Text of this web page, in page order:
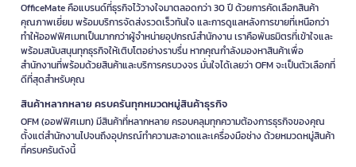
OfficeMate คือแบรนด์ที่ธุรกิจไว้วางใจมาตลอดกว่า 30 ปี ด้วยการคัดเลือกสินค้า
คุณภาพเยี่ยม พร้อมบริการจัดส่งรวดเร็วทันใจ และการดูแลหลังการขายที่เหนือกว่า
ทำให้ออฟฟิศเมทเป็นมากกว่าผู้จำหน่ายอุปกรณ์สำนักงาน เราคือพันธมิตรที่เข้าใจและ
พร้อมสนับสนุนทุกธุรกิจให้เติบโตอย่างราบรื่น หากคุณกำลังมองหาสินค้าเพื่อ
สำนักงานที่พร้อมด้วยสินค้าและบริการครบวงจร มั่นใจได้เลยว่า OFM จะเป็นตัวเลือกที่
ดีที่สุดสำหรับคุณ
สินค้าหลากหลาย ครบครันทุกหมวดหมู่สินค้าธุรกิจ
OFM (ออฟฟิศเมท) มีสินค้าที่หลากหลาย ครอบคลุมทุกความต้องการธุรกิจของคุณ
ตั้งแต่สำนักงานไปจนถึงอุปกรณ์ทำความสะอาดและเครื่องมือช่าง ด้วยหมวดหมู่สินค้า
ที่ครบครันดังนี้